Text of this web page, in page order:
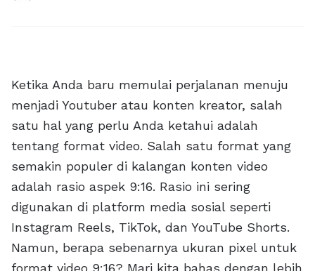
Ketika Anda baru memulai perjalanan menuju
menjadi Youtuber atau konten kreator, salah
satu hal yang perlu Anda ketahui adalah
tentang format video. Salah satu format yang
semakin populer di kalangan konten video
adalah rasio aspek 9:16. Rasio ini sering
digunakan di platform media sosial seperti
Instagram Reels, TikTok, dan YouTube Shorts.
Namun, berapa sebenarnya ukuran pixel untuk
format video 9:16? Mari kita bahas dengan lebih